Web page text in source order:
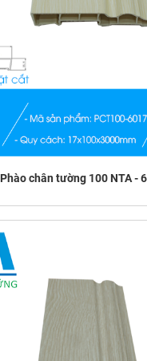
Phào chân tường 100 NTA -